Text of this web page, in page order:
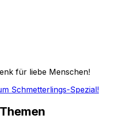
für liebe Menschen!
Schmetterlings-Spezial!